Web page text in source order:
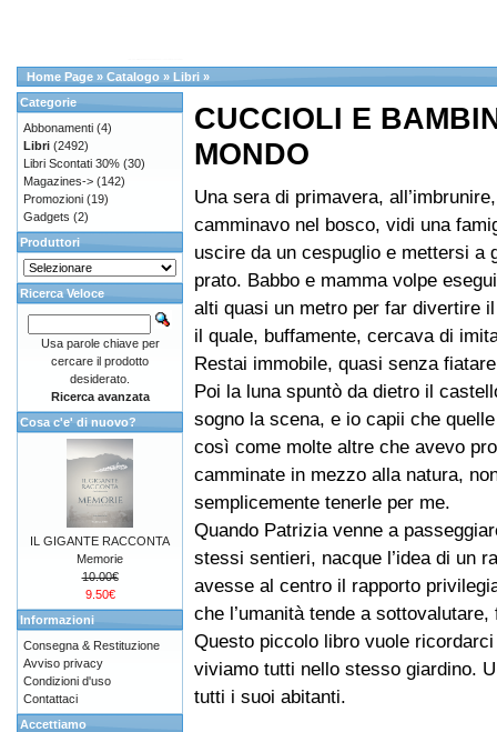
Home Page » Catalogo » Libri »
CUCCIOLI E
MONDO
Una sera di primavera,
camminavo nel bosco, vidi una
uscire da un cespuglio e mettersi a
prato. Babbo e mamma volpe
alti quasi un metro per far divertire
il quale, buffamente, cercava di
Restai immobile, quasi senza
Poi la luna spuntò da dietro il
sogno la scena, e io capii che
così come molte altre che avevo
camminate in mezzo alla natura,
semplicemente tenerle per me.
Quando Patrizia venne a
stessi sentieri, nacque l’idea di un
avesse al centro il rapporto
che l’umanità tende a
Questo piccolo libro vuole
viviamo tutti nello stesso giardino.
tutti i suoi abitanti.
Categorie
Abbonamenti (4)
Libri (2492)
Libri Scontati 30% (30)
Magazines-> (142)
Promozioni (19)
Gadgets (2)
Produttori
Ricerca Veloce
Usa parole chiave per
cercare il prodotto
desiderato.
Ricerca avanzata
Cosa c'e' di nuovo?
IL GIGANTE RACCONTA
Memorie
10.00€
9.50€
Informazioni
Consegna & Restituzione
Avviso privacy
Condizioni d'uso
Contattaci
Accettiamo